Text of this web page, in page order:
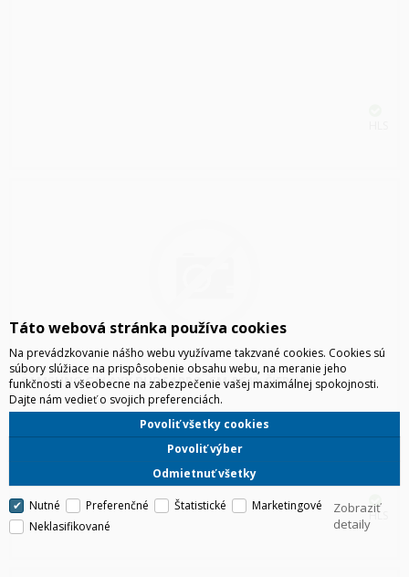
SAMSUNG GALAXY BUDS4 PRO, SM-R640, ČIERNA
HLS
Táto webová stránka používa cookies
Na prevádzkovanie nášho webu využívame takzvané cookies. Cookies sú
súbory slúžiace na prispôsobenie obsahu webu, na meranie jeho
funkčnosti a všeobecne na zabezpečenie vašej maximálnej spokojnosti.
Dajte nám vedieť o svojich preferenciách.
Odmietnuť všetky
Povoliť výber
Povoliť všetky cookies
Nutné Preferenčné Štatistické
Marketingové
Neklasifikované
Zobraziť
detaily